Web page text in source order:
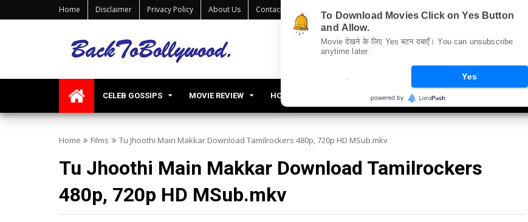
Home Disclaimer Privacy Policy About Us Contact Us Sitemap
CELEB GOSSIPS MOVIE REVIEW HOLLYWOOD UPDATES LIFESTYLE
Home Films Tu Jhoothi Main Makkar Download Tamilrockers 480p, 720p HD MSub.mkv
Tu Jhoothi Main Makkar Download Tamilrockers
480p, 720p HD MSub.mkv
To Download Movies Click on Yes Button
and Allow.
Movie देखने के लिए Yes बटन दबाएँ। You can unsubscribe
anytime later.
Yes